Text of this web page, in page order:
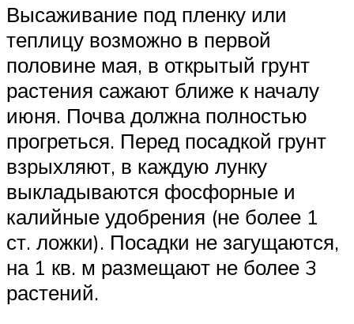
Высаживание под пленку или
теплицу возможно в первой
половине мая, в открытый грунт
растения сажают ближе к началу
июня. Почва должна полностью
прогреться. Перед посадкой грунт
взрыхляют, в каждую лунку
выкладываются фосфорные и
калийные удобрения (не более 1
ст. ложки). Посадки не загущаются,
на 1 кв. м размещают не более 3
растений.